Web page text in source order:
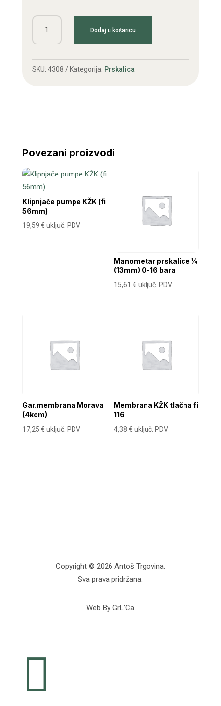
Cilindar
KŽK
Dodaj u košaricu
SKU: 4308 Kategorija: Prskalica
Povezani proizvodi
Klipnjače pumpe KŽK (fi
56mm)
19,59 € uključ. PDV
Manometar prskalice ¼
(13mm) 0-16 bara
15,61€ uključ. PDV
Gar.membrana Morava
(4kom)
17,25 € uključ. PDV
Membrana KŽK tlačna fi
116
4,38€ uključ. PDV
Copyright © 2026 Antoš Trgovina.
Sva prava pridržana.
Web By GrL’Ca
